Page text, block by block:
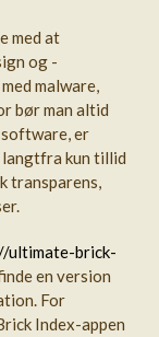
med at
og -
malware,
bør man altid
er
langtfra kun tillid
transparens,
ultimate-brick-
en version
For
Index-appen